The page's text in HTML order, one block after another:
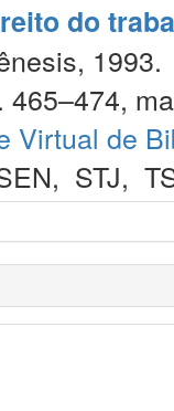
do
1993.
Virtual de
, STJ,